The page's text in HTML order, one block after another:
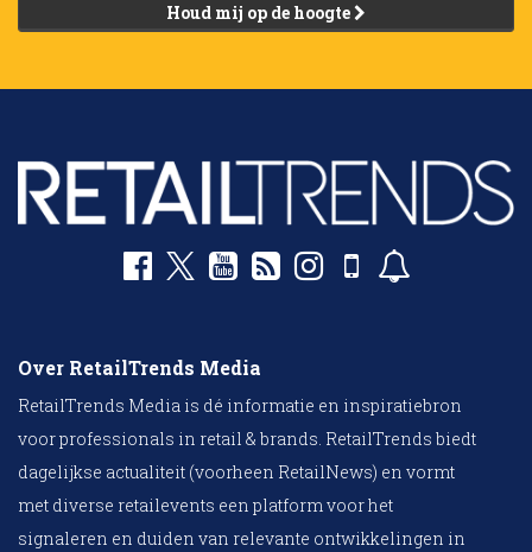
Houd mij op de hoogte
Over RetailTrends Media
RetailTrends Media is dé informatie en inspiratiebron
voor professionals in retail & brands. RetailTrends biedt
dagelijkse actualiteit (voorheen RetailNews) en vormt
met diverse retailevents een platform voor het
signaleren en duiden van relevante ontwikkelingen in